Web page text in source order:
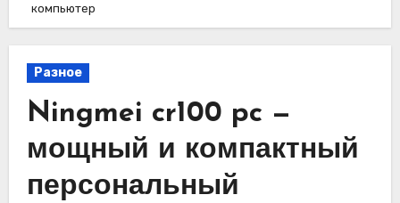
компьютер
Разное
Ningmei cr100 pc —
мощный и компактный
персональный